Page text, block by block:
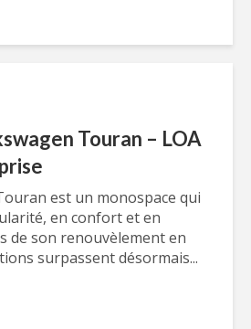
Touran – LOA
est un monospace qui
en confort et en
de son renouvèlement en
surpassent désormais...